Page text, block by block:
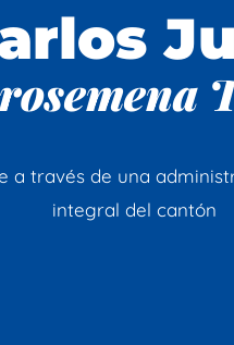
a través de una
integral del cantón